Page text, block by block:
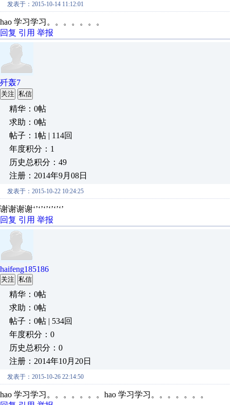
发表于：2015-10-14 11:12:01
hao 学习学习。。。。。。。
回复 引用 举报
歼轰7
关注 私信
精华：0帖
求助：0帖
帖子：1帖 | 114回
年度积分：1
历史总积分：49
注册：2014年9月08日
发表于：2015-10-22 10:24:25
谢谢谢谢‘’‘’‘’‘’‘’‘’
回复 引用 举报
haifeng185186
关注 私信
精华：0帖
求助：0帖
帖子：0帖 | 534回
年度积分：0
历史总积分：0
注册：2014年10月20日
发表于：2015-10-26 22:14:50
hao 学习学习。。。。。。。hao 学习学习。。。。。。。